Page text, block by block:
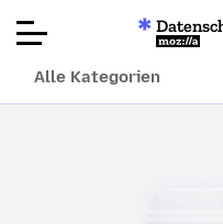
Mozilla
Alle Kategorien